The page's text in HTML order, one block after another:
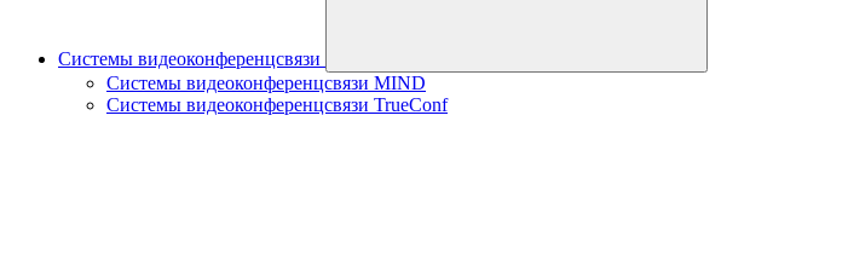
Системы видеоконференцсвязи
Системы видеоконференцсвязи MIND
Системы видеоконференцсвязи TrueConf